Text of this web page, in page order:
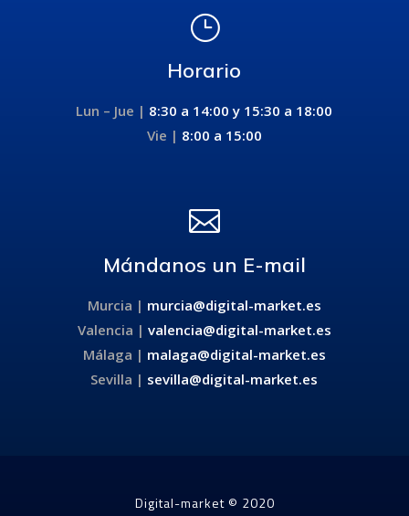
}
Horario
Lun – Jue | 8:30 a 14:00 y 15:30 a 18:00
Vie | 8:00 a 15:00

Mándanos un E-mail
Murcia | murcia@digital-market.es
Valencia | valencia@digital-market.es
Málaga | malaga@digital-market.es
Sevilla | sevilla@digital-market.es
Digital-market © 2020